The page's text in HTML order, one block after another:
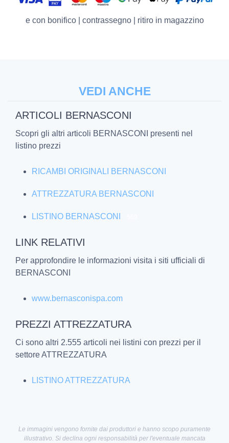
e con bonifico | contrassegno | ritiro in magazzino
VEDI ANCHE
ARTICOLI BERNASCONI
Scopri gli altri articoli BERNASCONI presenti nel
listino prezzi
RICAMBI ORIGINALI BERNASCONI
ATTREZZATURA BERNASCONI
LISTINO BERNASCONI
LINK RELATIVI
Per approfondire le informazioni visita i siti ufficiali di
BERNASCONI
www.bernasconispa.com
PREZZI ATTREZZATURA
Ci sono altri 2.555 articoli nei listini con prezzi per il
settore ATTREZZATURA
LISTINO ATTREZZATURA
Le immagini vengono fornite dai produttori e hanno scopo puramente
illustrativo. Si declina ogni responsabilità per l'eventuale mancata